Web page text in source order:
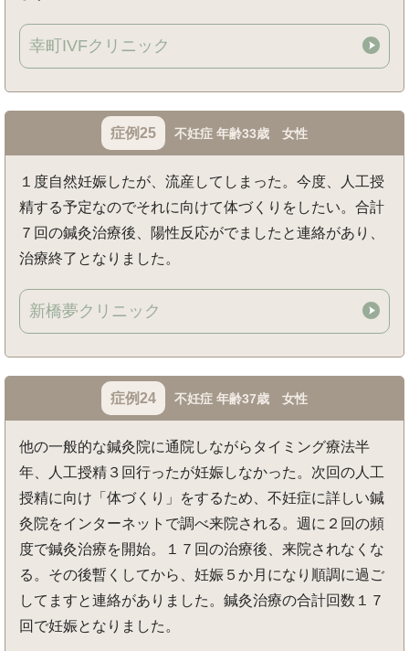
幸町IVFクリニック
症例25 不妊症 年齢33歳 女性
１度自然妊娠したが、流産してしまった。今度、人工授
精する予定なのでそれに向けて体づくりをしたい。合計
７回の鍼灸治療後、陽性反応がでましたと連絡があり、
治療終了となりました。
新橋夢クリニック
症例24 不妊症 年齢37歳 女性
他の一般的な鍼灸院に通院しながらタイミング療法半
年、人工授精３回行ったが妊娠しなかった。次回の人工
授精に向け「体づくり」をするため、不妊症に詳しい鍼
灸院をインターネットで調べ来院される。週に２回の頻
度で鍼灸治療を開始。１７回の治療後、来院されなくな
る。その後暫くしてから、妊娠５か月になり順調に過ご
してますと連絡がありました。鍼灸治療の合計回数１７
回で妊娠となりました。